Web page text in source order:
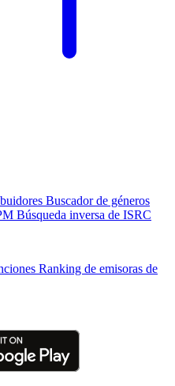
Buscador de géneros
Búsqueda inversa de ISRC
Ranking de emisoras de